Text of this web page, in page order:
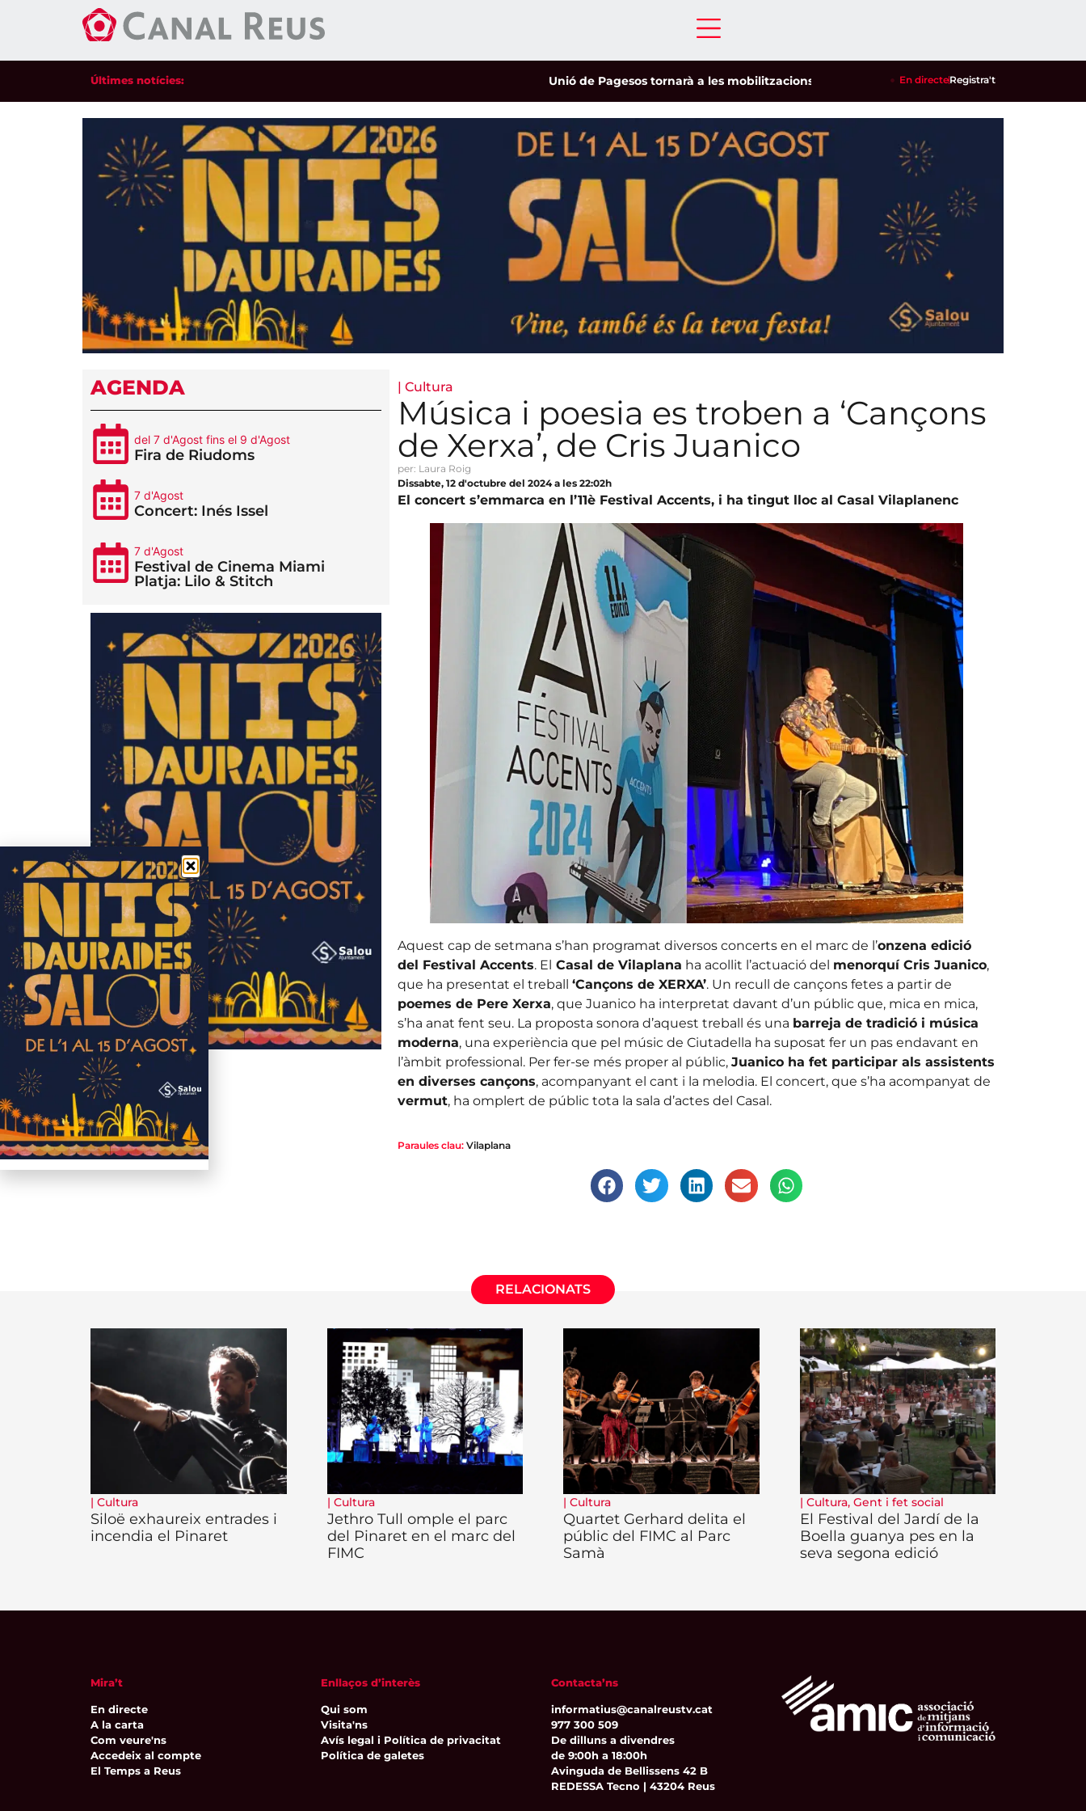
Últimes notícies: Unió de Pagesos tornarà a les mobilitzacions per defensar els cultius de la garrofa i l'ametlla de
En directeRegistra't
AGENDA
del 7 d'Agost fins el 9 d'Agost
Fira de Riudoms
7 d'Agost
Concert: Inés Issel
7 d'Agost
Festival de Cinema Miami
Platja: Lilo & Stitch
| Cultura
Música i poesia es troben a ‘Cançons
de Xerxa’, de Cris Juanico
per: Laura Roig
Dissabte, 12 d'octubre del 2024 a les 22:02h
El concert s’emmarca en l’11è Festival Accents, i ha tingut lloc al Casal Vilaplanenc
Aquest cap de setmana s’han programat diversos concerts en el marc de l’onzena edició
del Festival Accents. El Casal de Vilaplana ha acollit l’actuació del menorquí Cris Juanico,
que ha presentat el treball ‘Cançons de XERXA’. Un recull de cançons fetes a partir de
poemes de Pere Xerxa, que Juanico ha interpretat davant d’un públic que, mica en mica,
s’ha anat fent seu. La proposta sonora d’aquest treball és una barreja de tradició i música
moderna, una experiència que pel músic de Ciutadella ha suposat fer un pas endavant en
l’àmbit professional. Per fer-se més proper al públic, Juanico ha fet participar als assistents
en diverses cançons, acompanyant el cant i la melodia. El concert, que s’ha acompanyat de
vermut, ha omplert de públic tota la sala d’actes del Casal.
Paraules clau: Vilaplana
RELACIONATS
| Cultura
Siloë exhaureix entrades i
incendia el Pinaret
| Cultura
Jethro Tull omple el parc
del Pinaret en el marc del
FIMC
| Cultura
Quartet Gerhard delita el
públic del FIMC al Parc
Samà
| Cultura, Gent i fet social
El Festival del Jardí de la
Boella guanya pes en la
seva segona edició
Mira’t
En directe
A la carta
Com veure'ns
Accedeix al compte
El Temps a Reus
Enllaços d’interès
Qui som
Visita'ns
Avís legal i Política de privacitat
Política de galetes
Contacta’ns
informatius@canalreustv.cat
977 300 509
De dilluns a divendres
de 9:00h a 18:00h
Avinguda de Bellissens 42 B
REDESSA Tecno | 43204 Reus